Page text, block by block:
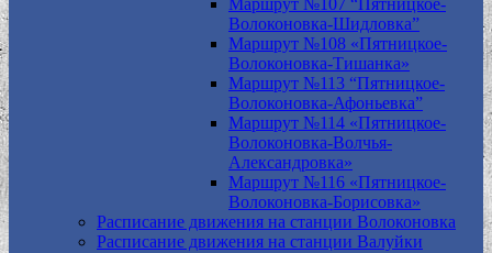
Маршрут №107 “Пятницкое-
Волоконовка-Шидловка”
Маршрут №108 «Пятницкое-
Волоконовка-Тишанка»
Маршрут №113 “Пятницкое-
Волоконовка-Афоньевка”
Маршрут №114 «Пятницкое-
Волоконовка-Волчья-
Александровка»
Маршрут №116 «Пятницкое-
Волоконовка-Борисовка»
Расписание движения на станции Волоконовка
Расписание движения на станции Валуйки